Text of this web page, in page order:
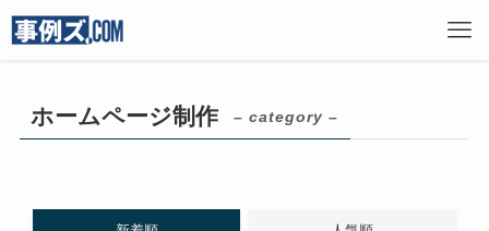
ホームページ制作 – category –